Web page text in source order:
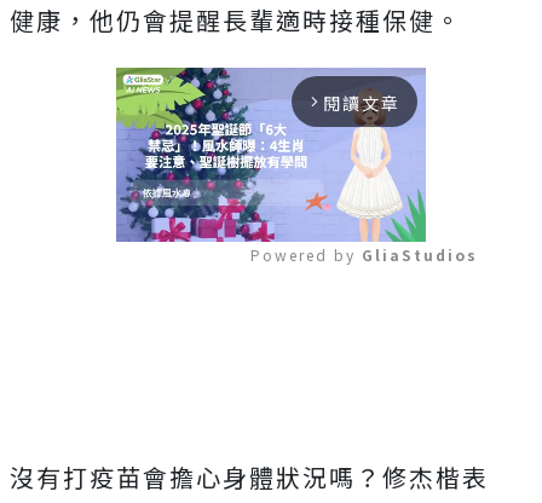
健康，他仍會提醒長輩適時接種保健。
arrow_forward_ios 閱讀文章
Powered by GliaStudios
沒有打疫苗會擔心身體狀況嗎？修杰楷表